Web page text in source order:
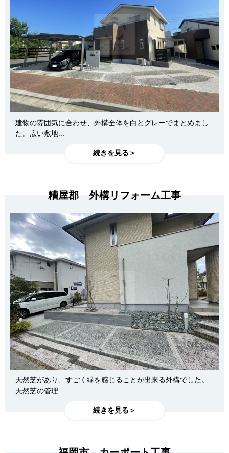
建物の雰囲気に合わせ、外構全体を白とグレーでまとめまし
た。広い敷地...
続きを見る＞
糟屋郡 外構リフォーム工事
天然芝があり、すごく緑を感じることが出来る外構でした。
天然芝の管理...
続きを見る＞